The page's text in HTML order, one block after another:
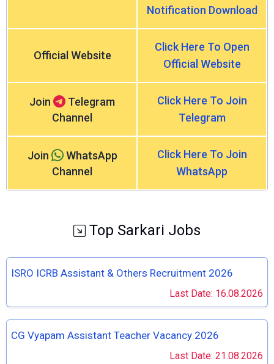
Notification Download
Official Website
Click Here To Open
Official Website
Join
Telegram
Channel
Click Here To Join
Telegram
Join
WhatsApp
Channel
Click Here To Join
WhatsApp
Top Sarkari Jobs
ISRO ICRB Assistant & Others Recruitment 2026
Last Date: 16.08.2026
CG Vyapam Assistant Teacher Vacancy 2026
Last Date: 21.08.2026